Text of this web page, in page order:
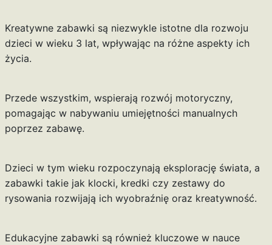
Kreatywne zabawki są niezwykle istotne dla rozwoju
dzieci w wieku 3 lat, wpływając na różne aspekty ich
życia.
Przede wszystkim, wspierają rozwój motoryczny,
pomagając w nabywaniu umiejętności manualnych
poprzez zabawę.
Dzieci w tym wieku rozpoczynają eksplorację świata, a
zabawki takie jak klocki, kredki czy zestawy do
rysowania rozwijają ich wyobraźnię oraz kreatywność.
Edukacyjne zabawki są również kluczowe w nauce